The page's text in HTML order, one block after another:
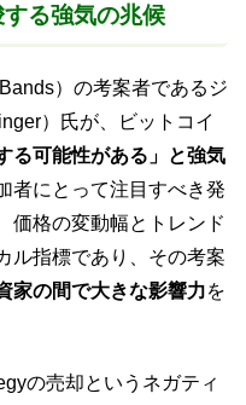
る強気の兆候
）の考案者であるジ
）氏が、ビットコイ
る可能性がある」と強気
者にとって注目すべき発
価格の変動幅とトレンド
ル指標であり、その考案
家の間で大きな影響力を
の売却というネガティ